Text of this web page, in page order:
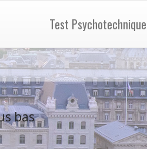
Test Psychotechnique
bas